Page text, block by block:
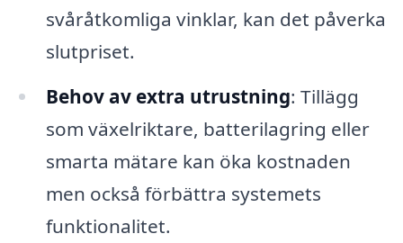
svåråtkomliga vinklar, kan det påverka
slutpriset.
Behov av extra utrustning: Tillägg
som växelriktare, batterilagring eller
smarta mätare kan öka kostnaden
men också förbättra systemets
funktionalitet.